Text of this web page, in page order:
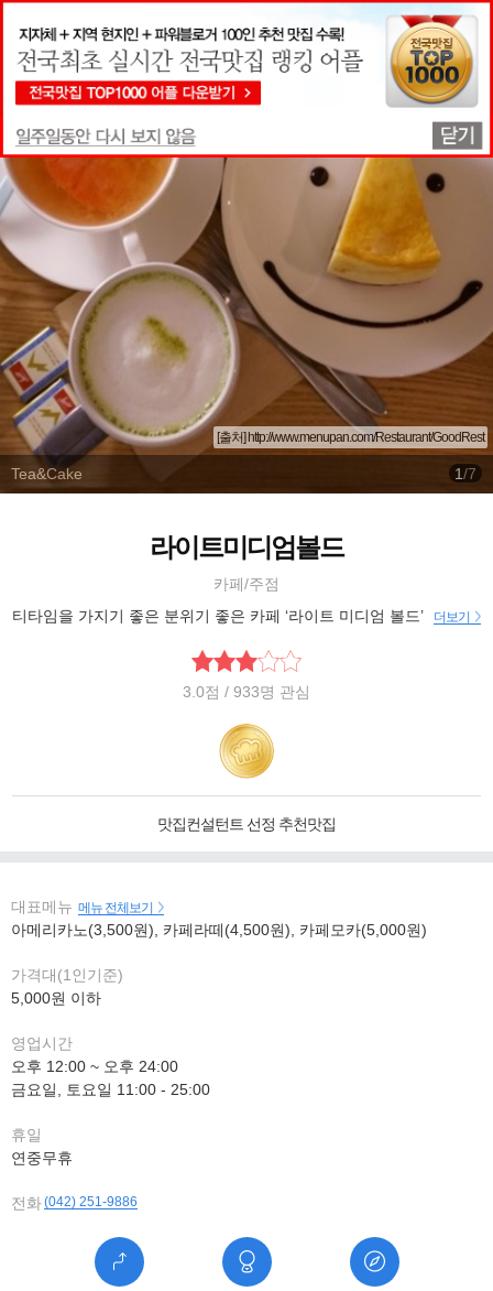
맛집상세정보
Tea&Cake
[출처] http://www.menupan.com/Restaurant/GoodRest
1/7
라이트미디엄볼드
카페/주점
티타임을 가지기 좋은 분위기 좋은 카페 ‘라이트 미디엄 볼드’
더보기
3.0점 / 933명 관심
맛집컨설턴트 선정 추천맛집
대표메뉴 메뉴 전체보기
아메리카노(3,500원), 카페라떼(4,500원), 카페모카(5,000원)
가격대(1인기준)
5,000원 이하
영업시간
오후 12:00 ~ 오후 24:00
금요일, 토요일 11:00 - 25:00
휴일
연중무휴
전화(042) 251-9886